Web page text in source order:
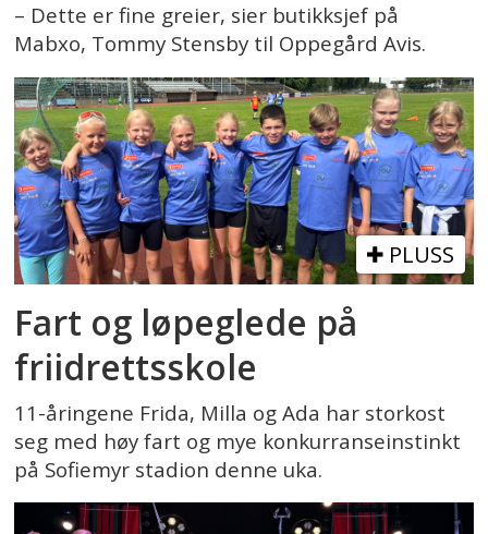
– Dette er fine greier, sier butikksjef på
Mabxo, Tommy Stensby til Oppegård Avis.
PLUSS
Fart og løpeglede på
friidrettsskole
11-åringene Frida, Milla og Ada har storkost
seg med høy fart og mye konkurranseinstinkt
på Sofiemyr stadion denne uka.